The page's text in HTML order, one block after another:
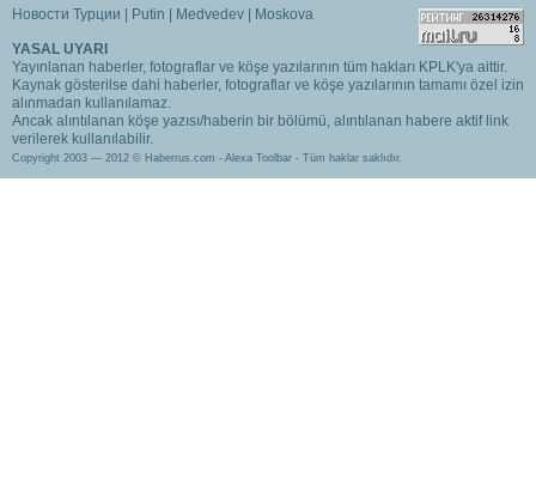
Новости Турции Putin Medvedev Moskova
YASAL UYARI
Yayınlanan haberler, fotograflar ve köşe yazılarının tüm hakları KPLK'ya aittir.
Kaynak gösterilse dahi haberler, fotograflar ve köşe yazılarının tamamı özel izin
alınmadan kullanılamaz.
Ancak alıntılanan köşe yazısı/haberin bir bölümü, alıntılanan habere aktif link
verilerek kullanılabilir.
Copyright 2003 — 2012 © Haberrus.com -Alexa Toolbar - Tüm haklar saklıdır.